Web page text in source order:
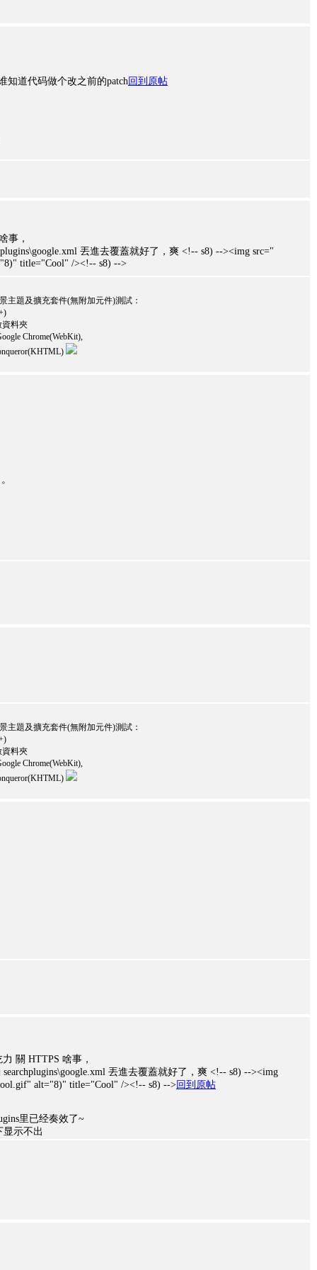
知道代码做个改之前的patch回到原帖
事，
丟進去覆蓋就好了，爽 <!-- s8) --><img src="
title="Cool" /><!-- s8) -->
主題及擴充套件(無附加元件)測試：
資料夾
Chrome(WebKit),
主題及擴充套件(無附加元件)測試：
資料夾
Chrome(WebKit),
關 HTTPS 啥事，
丟進去覆蓋就好了，爽 <!-- s8) --><img
alt="8)" title="Cool" /><!-- s8) -->回到原帖
里已经奏效了~
显示不出